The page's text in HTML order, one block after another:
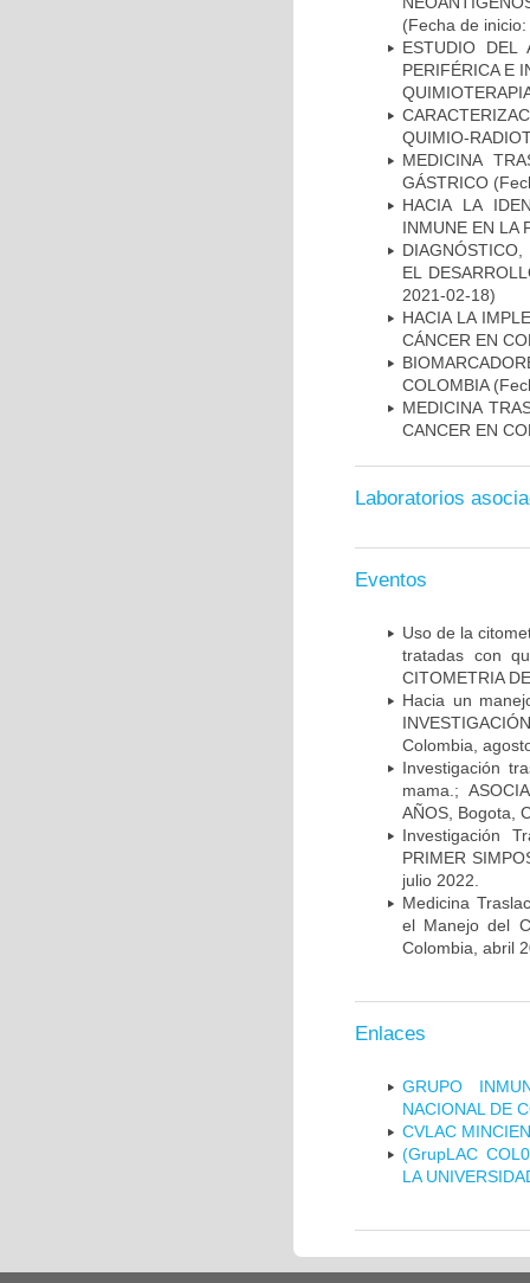
(Fecha de
ESTUDIO DEL
PERIFÉRICA E
QUIMIO-
MEDICINA
GÁSTRICO
HACIA LA
INMUNE EN LA
EL
2021-02-18)
HACIA LA
CÁNCER EN
COLOMBIA
MEDICINA
CANCER EN
Laboratorios
Eventos
Uso de la
tratadas con
CITOMETRIA
Hacia un
Colombia,
Investigación
mama.;
AÑOS, Bogota,
Investigación
PRIMER
julio 2022.
Medicina
el Manejo del
Colombia, abril
Enlaces
GRUPO
NACIONAL DE
CVLAC
(GrupLAC
LA